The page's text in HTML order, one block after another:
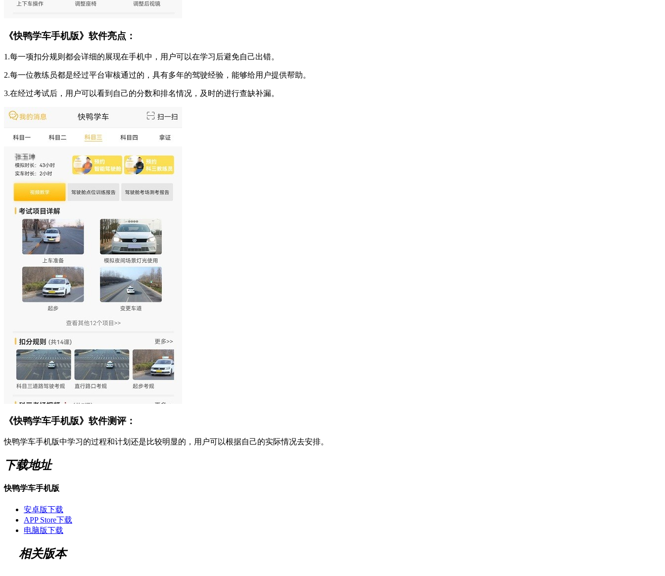
《快鸭学车手机版》软件亮点：
1.每一项扣分规则都会详细的展现在手机中，用户可以在学习后避免自己出错。
2.每一位教练员都是经过平台审核通过的，具有多年的驾驶经验，能够给用户提供帮助。
3.在经过考试后，用户可以看到自己的分数和排名情况，及时的进行查缺补漏。
《快鸭学车手机版》软件测评：
快鸭学车手机版中学习的过程和计划还是比较明显的，用户可以根据自己的实际情况去安排。
下载地址
快鸭学车手机版
安卓版下载
APP Store下载
电脑版下载
相关版本